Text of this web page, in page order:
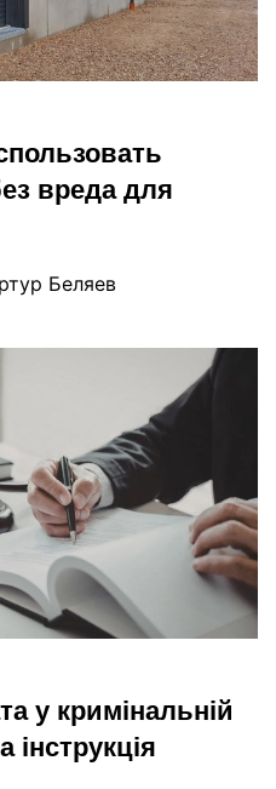
вреда для
Беляев
у кримінальній